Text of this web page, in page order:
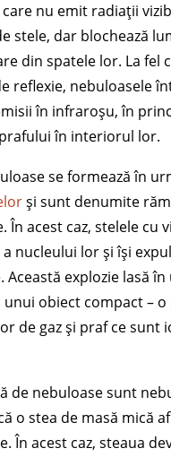
nu emit radiații
stele, dar blochează
din spatele lor. La fel
reflexie, nebuloasele
în infraroșu, în
în interiorul lor.
se formează în
și sunt denumite
În acest caz, stelele cu
nucleului lor și își
Această explozie lasă în
obiect compact – o
de gaz și praf ce sunt
de nebuloase sunt
o stea de masă mică
În acest caz, steaua